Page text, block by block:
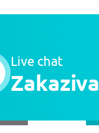
Live chat